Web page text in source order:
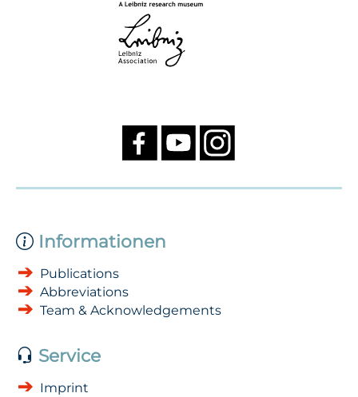
Informationen
Publications
Abbreviations
Team & Acknowledgements
Service
Imprint